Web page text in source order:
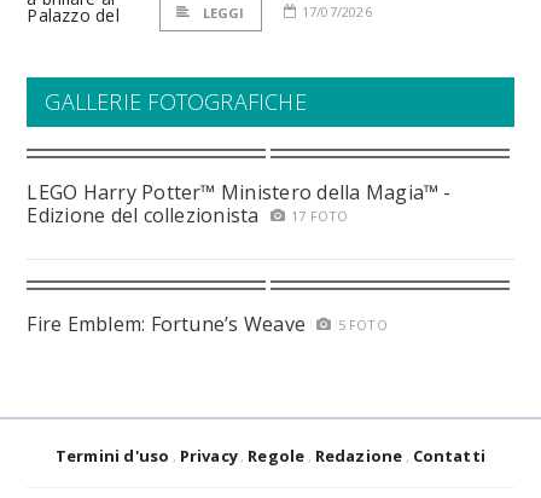
LEGGI 17/07/2026
GALLERIE FOTOGRAFICHE
LEGO Harry Potter™ Ministero della Magia™ -
Edizione del collezionista
17 FOTO
Fire Emblem: Fortune’s Weave 5 FOTO
Termini d'uso Privacy Regole Redazione Contatti